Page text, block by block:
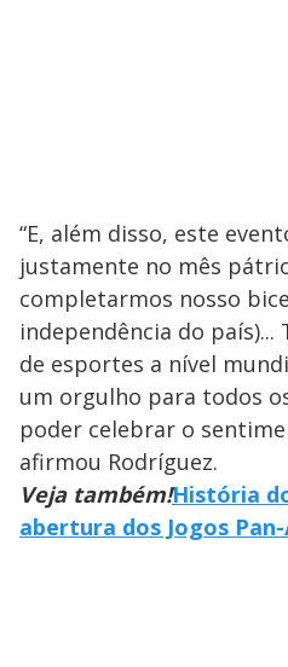
“E, além disso, este
justamente no mês
completarmos nosso
independência do
de esportes a nível
um orgulho para todos
poder celebrar o
afirmou Rodríguez.
Veja também!História
abertura dos Jogos